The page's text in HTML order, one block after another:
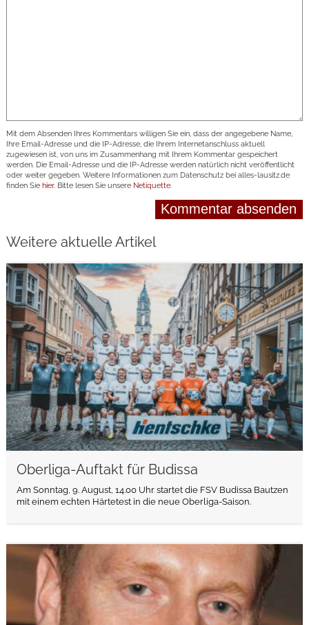
Mit dem Absenden Ihres Kommentars willigen Sie ein, dass der angegebene Name,
Ihre Email-Adresse und die IP-Adresse, die Ihrem Internetanschluss aktuell
zugewiesen ist, von uns im Zusammenhang mit Ihrem Kommentar gespeichert
werden. Die Email-Adresse und die IP-Adresse werden natürlich nicht veröffentlicht
oder weiter gegeben. Weitere Informationen zum Datenschutz bei alles-lausitz.de
finden Sie hier. Bitte lesen Sie unsere Netiquette.
Weitere aktuelle Artikel
Oberliga-Auftakt für Budissa
Am Sonntag, 9. August, 14.00 Uhr startet die FSV Budissa Bautzen
mit einem echten Härtetest in die neue Oberliga-Saison.
weiterlesen
weiterlesen